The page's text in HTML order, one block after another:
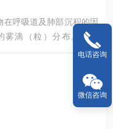
在呼吸道及肺部沉积的因
滴（粒）分布。雾滴
剂质量的重
电话咨询
微信咨询